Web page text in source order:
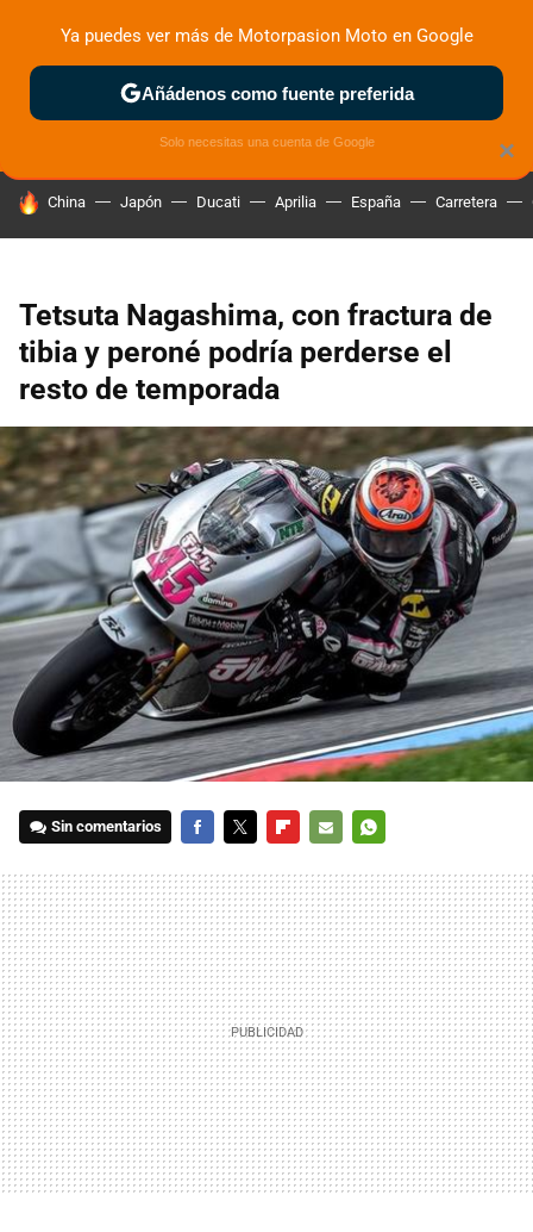
ZONA DE PRUEBAS DEPORTIVAS MOTOS ELÉCTRICAS
HOY SE HABLA DE
China Japón Ducati Aprilia España Carretera
Tetsuta Nagashima, con fractura de
tibia y peroné podría perderse el
resto de temporada
Sin comentarios
MAIL
×
Ya puedes ver más de Motorpasion Moto en Google
Añádenos como fuente preferida
Solo necesitas una cuenta de Google